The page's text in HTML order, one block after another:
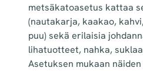
metsäkatoasetus kattaa
(nautakarja, kaakao,
puu) sekä erilaisia
lihatuotteet, nahka,
Asetuksen mukaan